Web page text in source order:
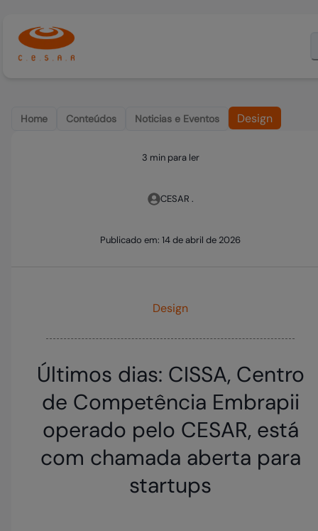
Home Conteúdos Noticias e Eventos Design
3 min para ler
CESAR .
Publicado em: 14 de abril de 2026
Design
Últimos dias: CISSA, Centro
de Competência Embrapii
operado pelo CESAR, está
com chamada aberta para
startups